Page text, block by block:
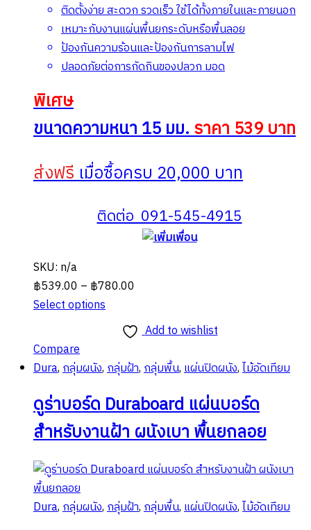
ติดตั้งง่าย สะดวก รวดเร็ว ใช้ได้ทั้งภายในและภายนอก
เหมาะกับงานแผ่นพื้นยกระดับหรือพื้นลอย
ป้องกันความร้อนและป้องกันการลามไฟ
ปลอดภัยต่อการกัดกินของปลวก มอด
พิเศษ
ขนาดความหนา 15 มม.ราคา 539 บาท
ส่งฟรีเมื่อซื้อครบ 20,000 บาท
ติดต่อ 091-545-4915
SKU: n/a
฿539.00 – ฿780.00
฿539.00
through
฿780.00
Select options
product
has
multiple
variants.
The
options
be
chosen
on
Add to wishlist
Compare
Dura,กลุ่มผนัง,กลุ่มฝ้า,กลุ่มพื้น,แผ่นปิดผนัง,ไม้อัดเทียม
ดูร่าบอร์ด Duraboard แผ่นบอร์ด
สำหรับงานฝ้า ผนังเบา พื้นยกลอย
Dura,กลุ่มผนัง,กลุ่มฝ้า,กลุ่มพื้น,แผ่นปิดผนัง,ไม้อัดเทียม